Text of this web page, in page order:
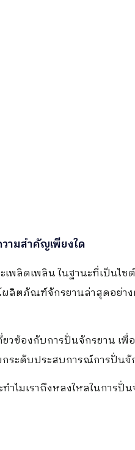
ามสำคัญเพียงใด
พลิดเพลิน ในฐานะที่เป็นไ
ผลิตภัณฑ์จักรยานล่าสุดอย่าง
ยวข้องกับการปั่นจักรยาน เ
ระดับประสบการณ์การปั่น
ทำไมเราถึงหลงใหลในการปั่